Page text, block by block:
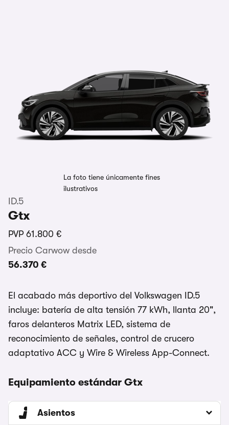
La foto tiene únicamente fines
ilustrativos
ID.5
Gtx
PVP 61.800 €
Precio Carwow desde
56.370 €
El acabado más deportivo del Volkswagen ID.5
incluye: batería de alta tensión 77 kWh, llanta 20",
faros delanteros Matrix LED, sistema de
reconocimiento de señales, control de crucero
adaptativo ACC y Wire & Wireless App-Connect.
Equipamiento estándar Gtx
Asientos